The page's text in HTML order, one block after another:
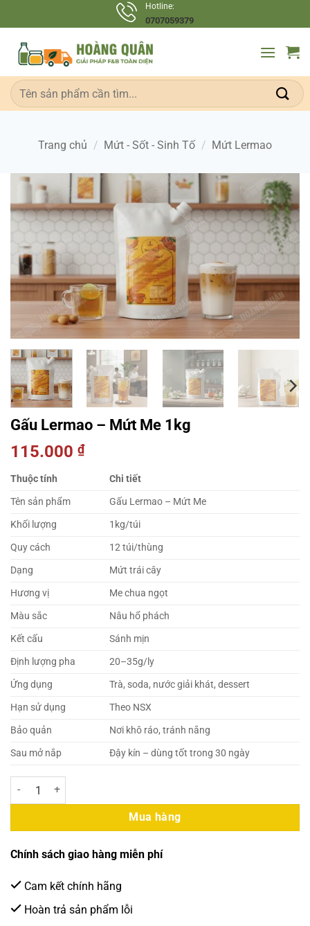
qua
dung
Hotline:
0707059379
Tìm
kiếm:
Trang chủ / Mứt - Sốt - Sinh Tố / Mứt Lermao
Gấu Lermao – Mứt Me 1kg
115.000 ₫
Thuộc tính
Chi tiết
Tên sản phẩm
Gấu Lermao – Mứt Me
Khối lượng
1kg/túi
Quy cách
12 túi/thùng
Dạng
Mứt trái cây
Hương vị
Me chua ngọt
Màu sắc
Nâu hổ phách
Kết cấu
Sánh mịn
Định lượng pha
20–35g/ly
Ứng dụng
Trà, soda, nước giải khát, dessert
Hạn sử dụng
Theo NSX
Bảo quản
Nơi khô ráo, tránh nắng
Sau mở nắp
Đậy kín – dùng tốt trong 30 ngày
Gấu Lermao – Mứt Me 1kg số lượng
Mua hàng
Chính sách giao hàng miễn phí
Cam kết chính hãng
Hoàn trả sản phẩm lỗi